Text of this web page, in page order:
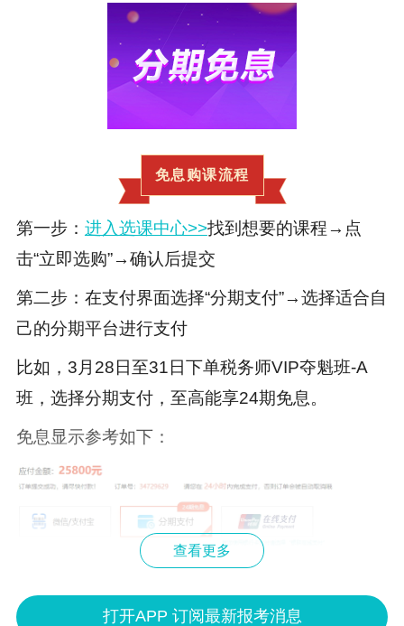
免息购课流程
第一步： 进入选课中心>>找到想要的课程→点
击“立即选购”→确认后提交
第二步：在支付界面选择“分期支付”→选择适合自
己的分期平台进行支付
比如，3月28日至31日下单税务师VIP夺魁班-A
班，选择分期支付，至高能享24期免息。
免息显示参考如下：
查看更多
打开APP 订阅最新报考消息